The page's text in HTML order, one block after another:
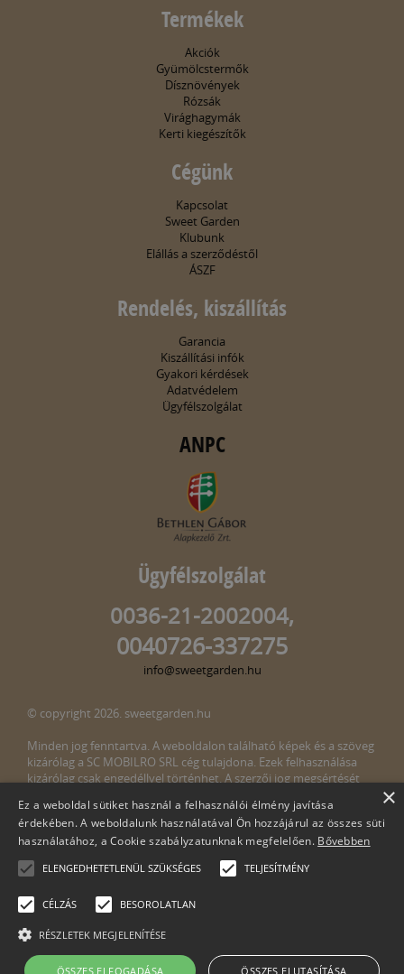
Termékek
Akciók
Gyümölcstermők
Dísznövények
Rózsák
Virághagymák
Kerti kiegészítők
Cégünk
Kapcsolat
Sweet Garden
Klubunk
Elállás a szerződéstől
ÁSZF
Rendelés, kiszállítás
Garancia
Kiszállítási infók
Gyakori kérdések
Adatvédelem
Ügyfélszolgálat
ANPC
Ügyfélszolgálat
0036-21-2002004,
0040726-337275
info@sweetgarden.hu
© copyright 2026. sweetgarden.hu
Minden jog fenntartva. A weboldalon található képek és a szöveg
kizárólag a SC MOBILRO SRL cég tulajdona. Ezek felhasználása
kizárólag csak engedéllyel történhet. A szerzői jog megsértését
megsértését észlelné, kérjük, jelezze ezt felénk a következő e-mail
címen:info@sweetgarden.hu
Cégnév: SC Mobilro SRL
×
Ez a weboldal sütiket használ a felhasználói élmény javítása
érdekében. A weboldalunk használatával Ön hozzájárul az összes süti
használatához, a Cookie szabályzatunknak megfelelően. Bővebben
ELENGEDHETETLENÜL SZÜKSÉGES TELJESÍTMÉNY
CÉLZÁS BESOROLATLAN
RÉSZLETEK MEGJELENÍTÉSE
ÖSSZES ELFOGADÁSA ÖSSZES ELUTASÍTÁSA